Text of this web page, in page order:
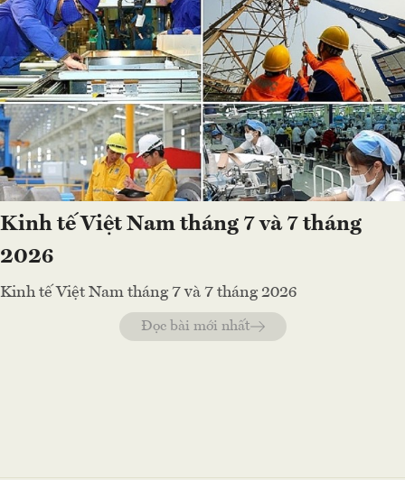
Kinh tế Việt Nam tháng 7 và 7 tháng
2026
Kinh tế Việt Nam tháng 7 và 7 tháng 2026
Đọc bài mới nhất